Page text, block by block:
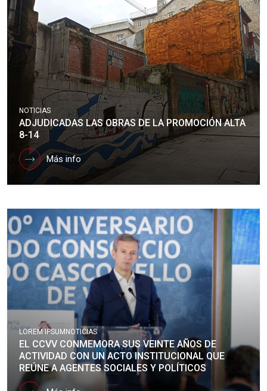
NOTICIAS
ADJUDICADAS LAS OBRAS DE LA PROMOCIÓN ALTA
8-14
Más info
LOREM IPSUM NOTICIAS
EL CCVV CONMEMORA SUS VEINTE AÑOS DE
ACTIVIDAD CON UN ACTO INSTITUCIONAL QUE
REÚNE A AGENTES SOCIALES Y POLÍTICOS